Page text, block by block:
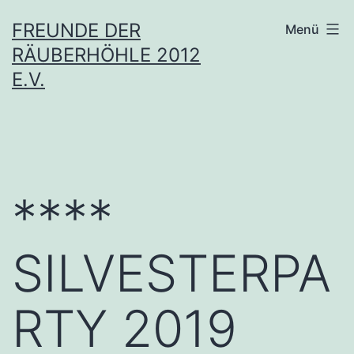
Inhalt
springen
FREUNDE DER
RÄUBERHÖHLE 2012
E.V.
Menü
****
SILVESTERPA
RTY 2019